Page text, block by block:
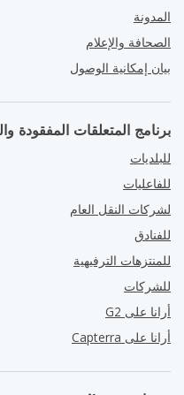
المدونة
الصحافة والإعلام
بيان إمكانية الوصول
برنامج المتعلقات المفقودة
للبلديات
للفاعليات
لشركات النقل العام
للفنادق
للمنتزهات الترفيهية
للشركات
أرانا على G2
أرانا على Capterra